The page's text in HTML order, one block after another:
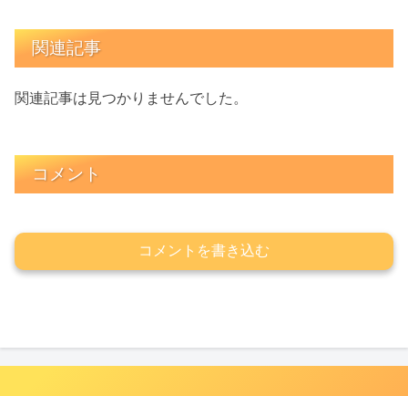
関連記事
関連記事は見つかりませんでした。
コメント
コメントを書き込む